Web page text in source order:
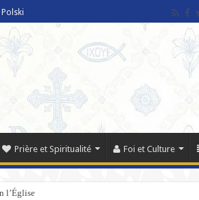
Polski
Prière et Spiritualité Foi et Culture
l’Église